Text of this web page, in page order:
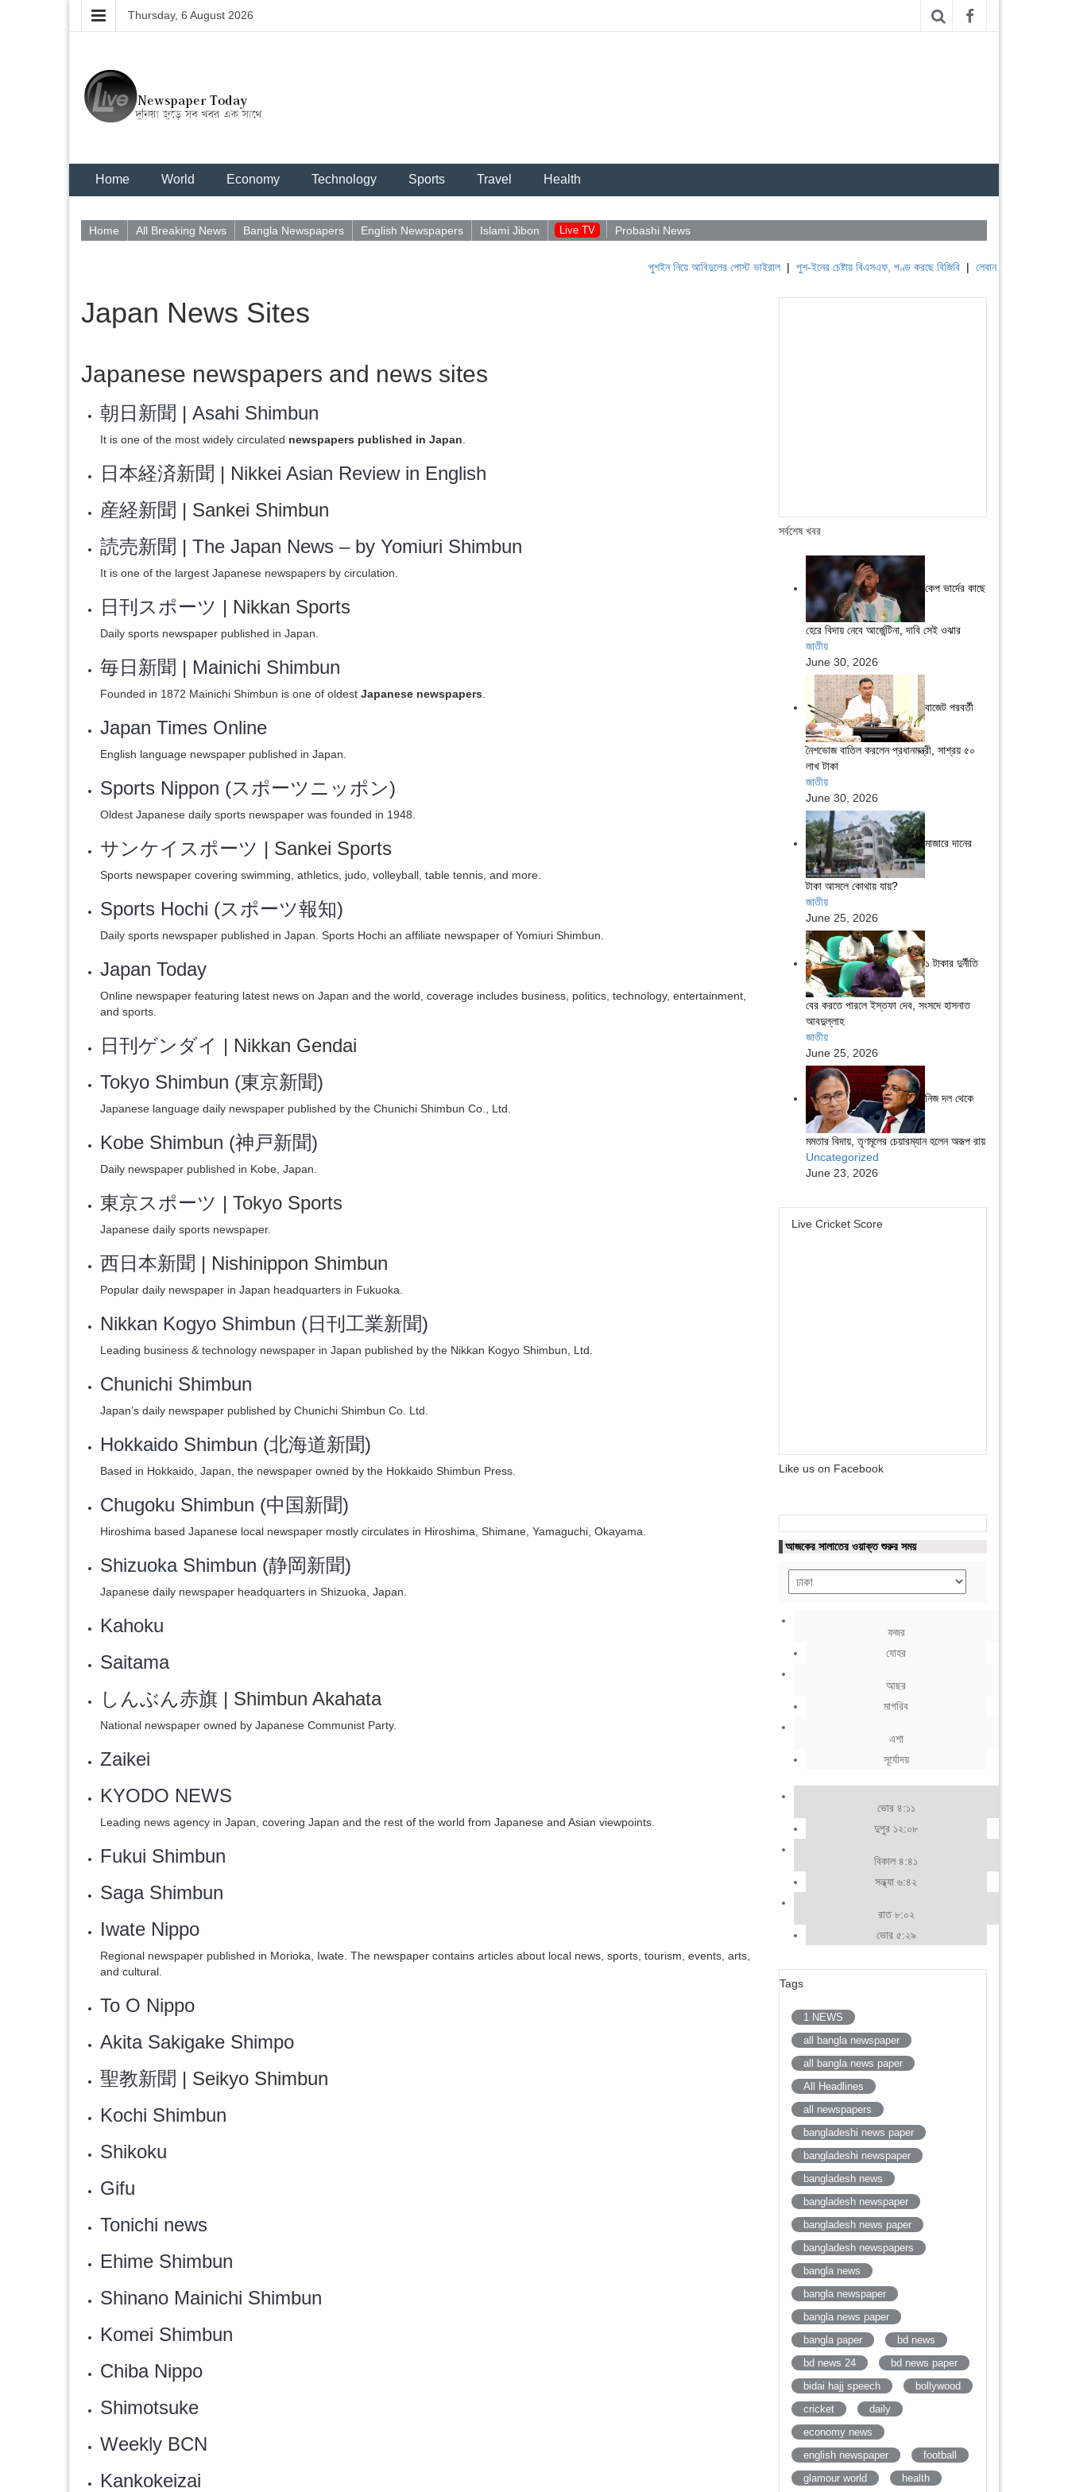
Thursday, 6 August 2026
Home World Economy Technology Sports Travel Health
Home All Breaking News Bangla Newspapers English Newspapers Islami Jibon Live TV Probashi News
পুশইন নিয়ে আবিদুলের পোস্ট ভাইরাল|পুশ-ইনের চেষ্টায় বিএসএফ, পণ্ড করছে বিজিবি|লেবাননের ঐতিহাসিক বউফোর্ট
Japan News Sites
Japanese newspapers and news sites
朝日新聞 | Asahi Shimbun
It is one of the most widely circulated newspapers published in Japan
日本経済新聞 | Nikkei Asian Review in English
産経新聞 | Sankei Shimbun
読売新聞 | The Japan News – by Yomiuri Shimbun
It is one of the largest Japanese newspapers by circulation.
日刊スポーツ | Nikkan Sports
Daily sports newspaper published in Japan.
毎日新聞 | Mainichi Shimbun
Founded in 1872 Mainichi Shimbun is one of oldest Japanese newspapers
Japan Times Online
English language newspaper published in Japan.
Sports Nippon (スポーツニッポン)
Oldest Japanese daily sports newspaper was founded in 1948.
サンケイスポーツ | Sankei Sports
Sports newspaper covering swimming, athletics, judo, volleyball, table tennis, and more.
Sports Hochi (スポーツ報知)
Daily sports newspaper published in Japan. Sports Hochi an affiliate newspaper of Yomiuri Shimbun.
Japan Today
Online newspaper featuring latest news on Japan and the world, coverage includes business, politics, technology, entertainment,
and sports.
日刊ゲンダイ | Nikkan Gendai
Tokyo Shimbun (東京新聞)
Japanese language daily newspaper published by the Chunichi Shimbun Co., Ltd.
Kobe Shimbun (神戸新聞)
Daily newspaper published in Kobe, Japan.
東京スポーツ | Tokyo Sports
Japanese daily sports newspaper.
西日本新聞 | Nishinippon Shimbun
Popular daily newspaper in Japan headquarters in Fukuoka.
Nikkan Kogyo Shimbun (日刊工業新聞)
Leading business & technology newspaper in Japan published by the Nikkan Kogyo Shimbun, Ltd.
Chunichi Shimbun
Japan’s daily newspaper published by Chunichi Shimbun Co. Ltd.
Hokkaido Shimbun (北海道新聞)
Based in Hokkaido, Japan, the newspaper owned by the Hokkaido Shimbun Press.
Chugoku Shimbun (中国新聞)
Hiroshima based Japanese local newspaper mostly circulates in Hiroshima, Shimane, Yamaguchi, Okayama.
Shizuoka Shimbun (静岡新聞)
Japanese daily newspaper headquarters in Shizuoka, Japan.
Kahoku
Saitama
しんぶん赤旗 | Shimbun Akahata
National newspaper owned by Japanese Communist Party.
Zaikei
KYODO NEWS
Leading news agency in Japan, covering Japan and the rest of the world from Japanese and Asian viewpoints.
Fukui Shimbun
Saga Shimbun
Iwate Nippo
Regional newspaper published in Morioka, Iwate. The newspaper contains articles about local news, sports, tourism, events, arts,
and cultural.
To O Nippo
Akita Sakigake Shimpo
聖教新聞 | Seikyo Shimbun
Kochi Shimbun
Shikoku
Gifu
Tonichi news
Ehime Shimbun
Shinano Mainichi Shimbun
Komei Shimbun
Chiba Nippo
Shimotsuke
Weekly BCN
Kankokeizai
সর্বশেষ খবর
কেপ ভার্দের কাছে
হেরে বিদায় নেবে আর্জেন্টিনা, দাবি সেই ওঝার
জাতীয়
June 30, 2026
বাজেট পরবর্তী
নৈশভোজ বাতিল করলেন প্রধানমন্ত্রী, সাশ্রয় ৫০
লাখ টাকা
জাতীয়
June 30, 2026
মাজারে দানের
টাকা আসলে কোথায় যায়?
জাতীয়
June 25, 2026
১ টাকার দুর্নীতি
বের করতে পারলে ইস্তফা দেব, সংসদে হাসনাত
আবদুল্লাহ
জাতীয়
June 25, 2026
নিজ দল থেকে
মমতার বিদায়, তৃণমূলের চেয়ারম্যান হলেন অরূপ রায়
Uncategorized
June 23, 2026
Live Cricket Score
Like us on Facebook
আজকের সালাতের ওয়াক্ত শুরুর সময়
ফজর
যোহর
আছর
মাগরিব
এশা
সূর্যোদয়
ভোর ৪:১১
দুপুর ১২:০৮
বিকাল ৪:৪১
সন্ধ্যা ৬:৪২
রাত ৮:০২
ভোর ৫:২৯
Tags
1 NEWS
all bangla newspaper
all bangla news paper
All Headlines
all newspapers
bangladeshi news paper
bangladeshi newspaper
bangladesh news
bangladesh newspaper
bangladesh news paper
bangladesh newspapers
bangla news
bangla newspaper
bangla news paper
bangla paper
bd news
bd news 24
bd news paper
bidai hajj speech
bollywood
cricket
daily
economy news
english newspaper
football
glamour world
health